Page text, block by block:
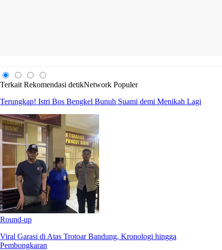
Terkait Rekomendasi detikNetwork Populer
Terungkap! Istri Bos Bengkel Bunuh Suami demi Menikah Lagi
Round-up
Viral Garasi di Atas Trotoar Bandung, Kronologi hingga
Pembongkaran